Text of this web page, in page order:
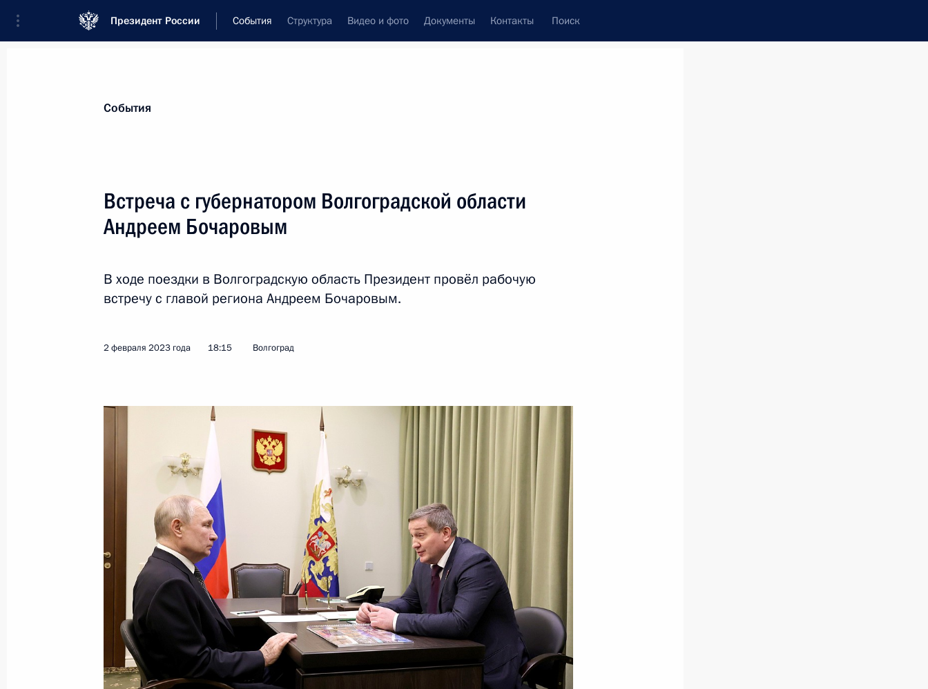
Президент России События Структура Видео и фото Документы Контакты Поиск
События
Встреча с губернатором Волгоградской области
Андреем Бочаровым
В ходе поездки в Волгоградскую область Президент провёл рабочую
встречу с главой региона Андреем Бочаровым.
2 февраля 2023 года 18:15 Волгоград